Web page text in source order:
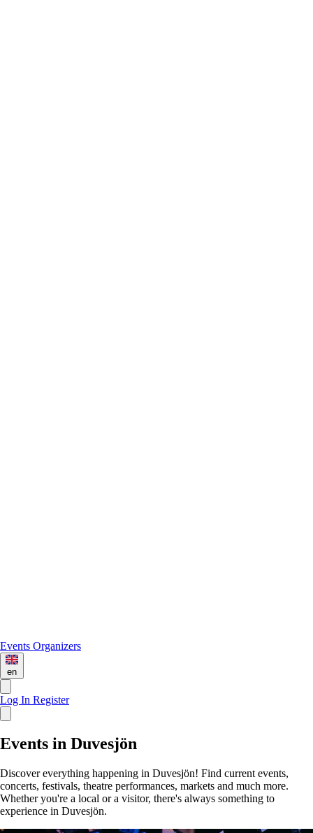
Events Organizers
en
Log In Register
Events in Duvesjön
Discover everything happening in Duvesjön! Find current events,
concerts, festivals, theatre performances, markets and much more.
Whether you're a local or a visitor, there's always something to
experience in Duvesjön.